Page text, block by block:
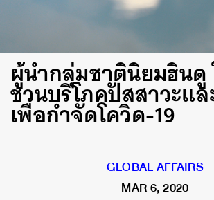
ผู้นำกลุ่มชาตินิยมฮินดู
ชวนบริโภคปัสสาวะแล
เพื่อกำจัดโควิด-19
GLOBAL AFFAIRS
MAR 6, 2020